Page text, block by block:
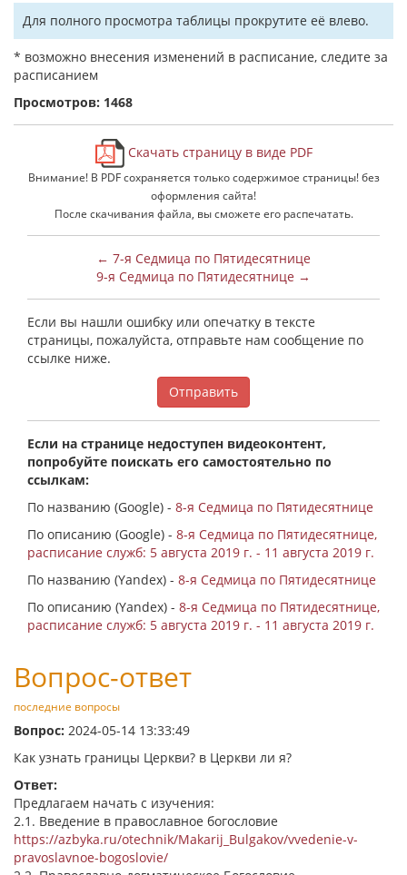
Для полного просмотра таблицы прокрутите её влево.
* возможно внесения изменений в расписание, следите за
расписанием
Просмотров: 1468
Скачать страницу в виде PDF
Внимание! В PDF сохраняется только содержимое страницы! без
оформления сайта!
После скачивания файла, вы сможете его распечатать.
← 7-я Седмица по Пятидесятнице
9-я Седмица по Пятидесятнице →
Если вы нашли ошибку или опечатку в тексте
страницы, пожалуйста, отправьте нам сообщение по
ссылке ниже.
Отправить
Если на странице недоступен видеоконтент,
попробуйте поискать его самостоятельно по
ссылкам:
По названию (Google) - 8-я Седмица по Пятидесятнице
По описанию (Google) - 8-я Седмица по Пятидесятнице,
расписание служб: 5 августа 2019 г. - 11 августа 2019 г.
По названию (Yandex) - 8-я Седмица по Пятидесятнице
По описанию (Yandex) - 8-я Седмица по Пятидесятнице,
расписание служб: 5 августа 2019 г. - 11 августа 2019 г.
Вопрос-ответ
последние вопросы
Вопрос: 2024-05-14 13:33:49
Как узнать границы Церкви? в Церкви ли я?
Ответ:
Предлагаем начать с изучения:
2.1. Введение в православное богословие
https://azbyka.ru/otechnik/Makarij_Bulgakov/vvedenie-v-
pravoslavnoe-bogoslovie/